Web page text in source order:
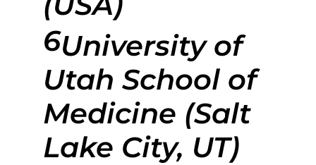
6University of
Utah School of
Medicine (Salt
Lake City, UT)